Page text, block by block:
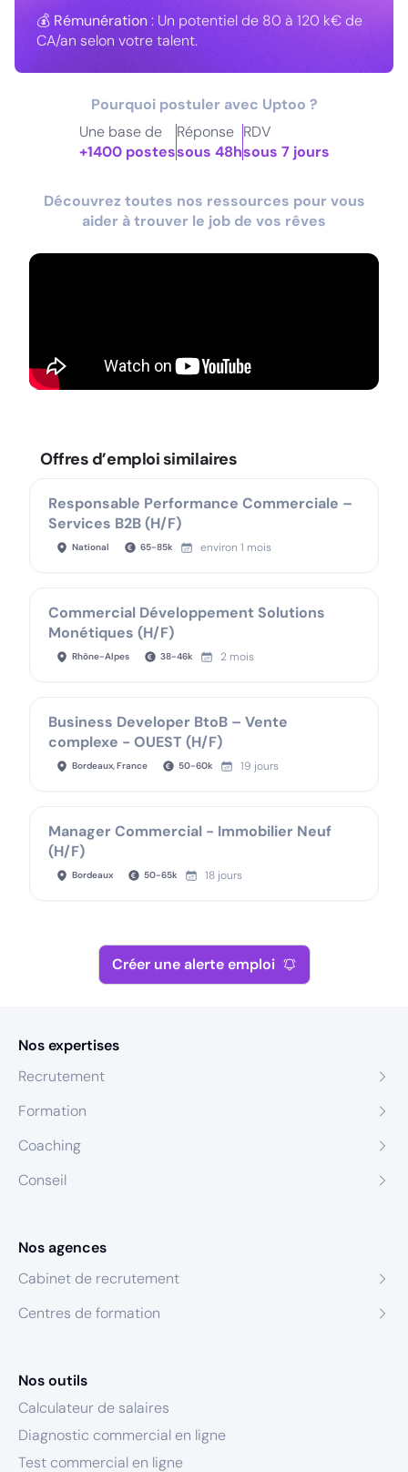
💰 Rémunération: Un potentiel de 80 à 120 k€ de
CA/an selon votre talent.
Pourquoi postuler avec Uptoo ?
Une base de
+1400 postes
Réponse
sous 48h
RDV
sous 7 jours
Découvrez toutes nos ressources pour vous
aider à trouver le job de vos rêves
Offres d’emploi similaires
Responsable Performance Commerciale –
Services B2B (H/F)
National 65-85k environ 1 mois
Commercial Développement Solutions
Monétiques (H/F)
Rhône-Alpes 38-46k 2 mois
Business Developer BtoB – Vente
complexe - OUEST (H/F)
Bordeaux, France 50-60k 19 jours
Manager Commercial - Immobilier Neuf
(H/F)
Bordeaux 50-65k 18 jours
Créer une alerte emploi
Nos expertises
Recrutement
Formation
Coaching
Conseil
Nos agences
Cabinet de recrutement
Centres de formation
Nos outils
Calculateur de salaires
Diagnostic commercial en ligne
Test commercial en ligne